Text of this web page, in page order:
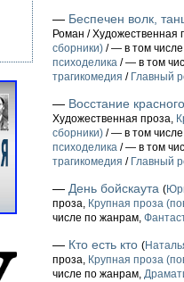
— Беспечен волк,
Роман / Художественная
сборники) / — в том
психоделика / — в том
трагикомедия / Главный
— Восстание
Художественная проза,
сборники) / — в том
психоделика / — в том
трагикомедия / Главный
— День бойскаута (
проза, Крупная проза
числе по жанрам,
— Кто есть кто (
проза, Крупная проза
числе по жанрам,